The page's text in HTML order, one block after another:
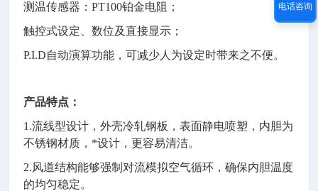
测温传感器：PT100铂金电阻 ；
触控式设定、数位及直接显示 ；
P.I.D自动演算功能，可减少人为设定时带来之不便。
产品特点：
1.流线型设计 ，外壳冷轧钢板 ，表面静电喷塑 ， 内胆为
不锈钢材质 ， *设计 ，更容易清洁。
2.风道结构能够强制对流模拟空气循环 ，确保内胆温度
的均匀稳定。
电话咨询